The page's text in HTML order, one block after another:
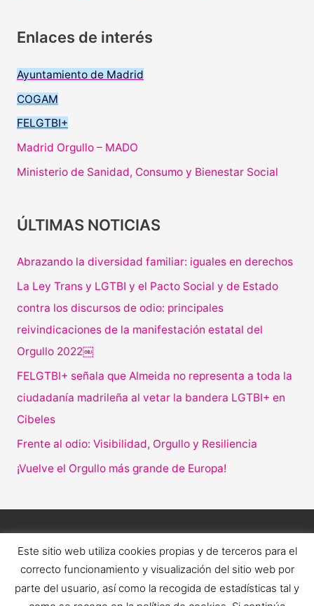
Enlaces de interés
Ayuntamiento de Madrid
COGAM
FELGTBI+
Madrid Orgullo – MADO
Ministerio de Sanidad, Consumo y Bienestar Social
ÚLTIMAS NOTICIAS
Abrazando la diversidad familiar: iguales en derechos
La Ley Trans y LGTBI y el Pacto Social y de Estado
contra los discursos de odio: principales
reivindicaciones de la manifestación estatal del
Orgullo 2022￼
FELGTBI+ señala que Almeida no representa a toda la
ciudadanía madrileña al vetar la bandera LGTBI+ en
Cibeles
Frente al odio: Visibilidad, Orgullo y Resiliencia
¡Vuelve el Orgullo más grande de Europa!
Este sitio web utiliza cookies propias y de terceros para el
correcto funcionamiento y visualización del sitio web por
parte del usuario, así como la recogida de estadísticas tal y